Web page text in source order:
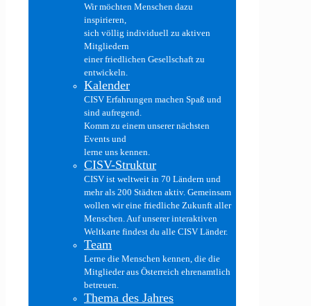
Wir möchten Menschen dazu
inspirieren,
sich völlig individuell zu aktiven
Mitgliedern
einer friedlichen Gesellschaft zu
entwickeln.
Kalender
CISV Erfahrungen machen Spaß und
sind aufregend.
Komm zu einem unserer nächsten
Events und
lerne uns kennen.
CISV-Struktur
CISV ist weltweit in 70 Ländern und
mehr als 200 Städten aktiv. Gemeinsam
wollen wir eine friedliche Zukunft aller
Menschen. Auf unserer interaktiven
Weltkarte findest du alle CISV Länder.
Team
Lerne die Menschen kennen, die die
Mitglieder aus Österreich ehrenamtlich
betreuen.
Thema des Jahres